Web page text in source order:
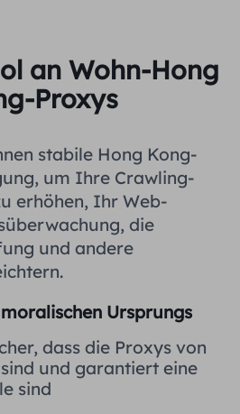
Integrationen
Integrationen
an Wohn-Hong
Proxys
stabile Hong Kong-
um Ihre Crawling-
erhöhen, Ihr Web-
die
und andere
Ursprungs
dass die Proxys von
und garantiert eine
sind